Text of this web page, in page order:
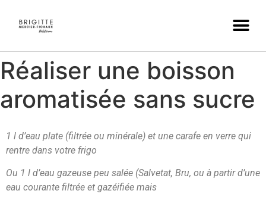
Réaliser une boisson
aromatisée sans sucre
1 l d’eau plate (filtrée ou minérale) et une carafe en verre qui
rentre dans votre frigo
Ou 1 l d’eau gazeuse peu salée (Salvetat, Bru, ou à partir d’une
eau courante filtrée et gazéifiée mais